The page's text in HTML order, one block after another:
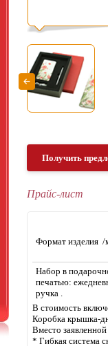
Получить
Прайс-лист
Формат изделия /
Набор в
печатью:
ручка .
В стоимость
Коробка крышка-
Вместо
* Гибкая система